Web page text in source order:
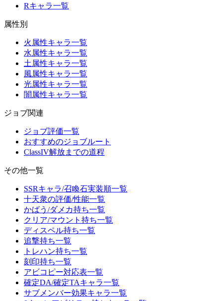
Rキャラ一覧
属性別
火属性キャラ一覧
水属性キャラ一覧
土属性キャラ一覧
風属性キャラ一覧
光属性キャラ一覧
闇属性キャラ一覧
ジョブ関連
ジョブ評価一覧
おすすめのジョブルート
ClassIV解放までの道程
その他一覧
SSRキャラ/召喚石実装順一覧
十天衆の評価/性能一覧
かばう/ダメカ持ち一覧
クリア/マウント持ち一覧
ディスペル持ち一覧
追撃持ち一覧
トレハン持ち一覧
刻印持ち一覧
アビコピー対応表一覧
確定DA/確定TAキャラ一覧
サブメンバー効果キャラ一覧